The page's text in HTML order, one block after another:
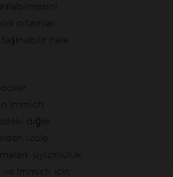
ortamlar
hale
Immich
diğer
izole
uyumluluk
ve Immich için